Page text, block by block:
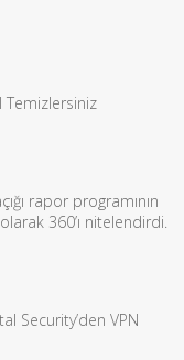
Temizlersiniz
rapor programının
360’ı nitelendirdi.
Security’den VPN